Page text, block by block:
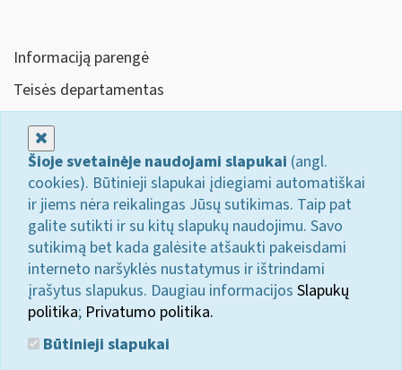
Informaciją parengė
Teisės departamentas
Šioje svetainėje naudojami slapukai (angl.
cookies). Būtinieji slapukai įdiegiami automatiškai
ir jiems nėra reikalingas Jūsų sutikimas. Taip pat
galite sutikti ir su kitų slapukų naudojimu. Savo
sutikimą bet kada galėsite atšaukti pakeisdami
interneto naršyklės nustatymus ir ištrindami
įrašytus slapukus. Daugiau informacijos Slapukų
politika; Privatumo politika.
Būtinieji slapukai